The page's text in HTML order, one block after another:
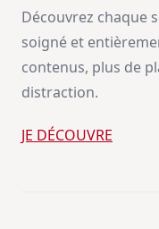
Découvrez chaque
soigné et
contenus, plus de
distraction.
JE DÉCOUVRE